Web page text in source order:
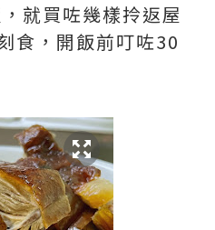
就買咗幾樣拎返屋
食，開飯前叮咗30